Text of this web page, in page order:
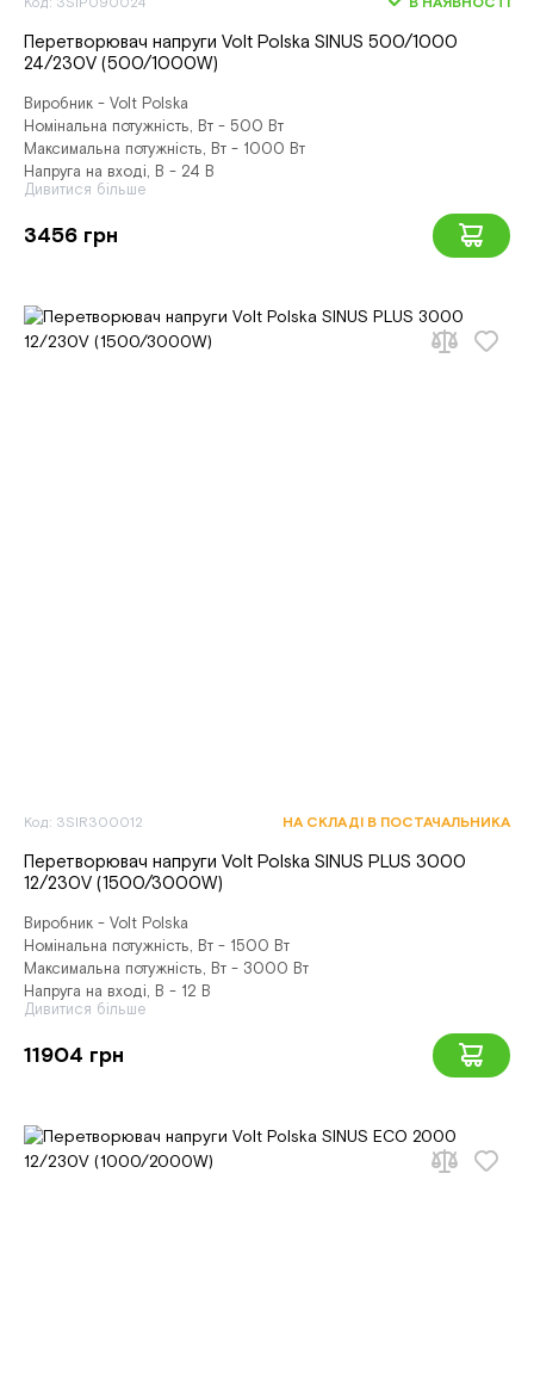
Перетворювач напруги Volt Polska SINUS 500/1000
24/230V (500/1000W)
Виробник - Volt Polska
Номінальна потужність, Вт - 500 Вт
Максимальна потужність, Вт - 1000 Вт
Напруга на вході, В - 24 В
Дивитися більше
3456 грн
Код: 3SIR300012 НА СКЛАДІ В ПОСТАЧАЛЬНИКА
Перетворювач напруги Volt Polska SINUS PLUS 3000
12/230V (1500/3000W)
Виробник - Volt Polska
Номінальна потужність, Вт - 1500 Вт
Максимальна потужність, Вт - 3000 Вт
Напруга на вході, В - 12 В
Дивитися більше
11904 грн